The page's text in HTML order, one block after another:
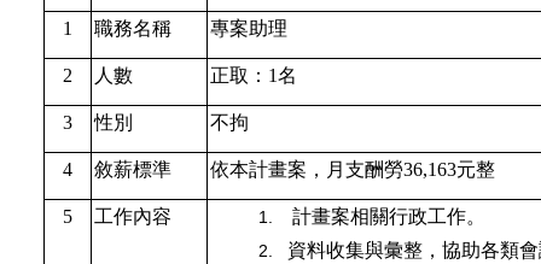
1 職務名稱 專案助理
2 人數 正取： 1名
3 性別 不拘
4 敘薪標準 依本計畫案，月支酬勞36,163元整
5 工作內容
計畫案相關行政工作。
資料收集與彙整，協助各類